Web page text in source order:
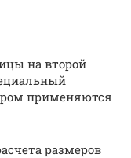
на второй
применяются
размеров